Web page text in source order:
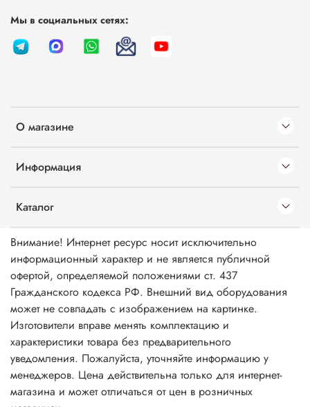
О магазине
Информация
Каталог
Мы в социальных сетях:
Внимание! Интернет ресурс носит исключительно
информационный характер и не является публичной
офертой, определяемой положениями ст. 437
Гражданского кодекса РФ. Внешний вид оборудования
может не совпадать с изображением на картинке.
Изготовители вправе менять комплектацию и
характеристики товара без предварительного
уведомления. Пожалуйста, уточняйте информацию у
менеджеров. Цена действительна только для интернет-
магазина и может отличаться от цен в розничных